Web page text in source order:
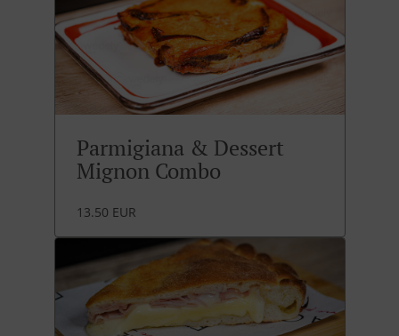
Parmigiana & Dessert
Mignon Combo
13.50 EUR